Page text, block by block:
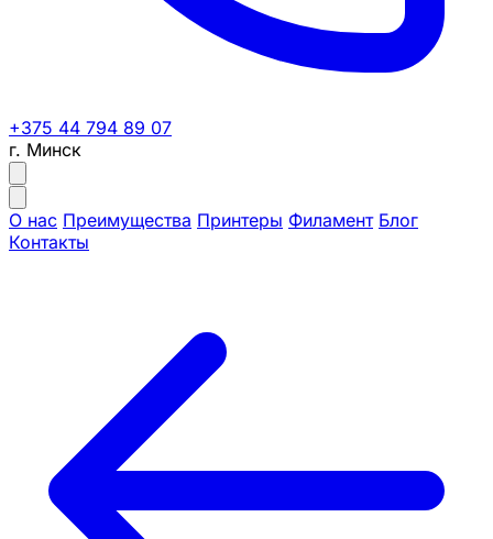
+375 44 794 89 07
г. Минск
О нас Преимущества Принтеры Филамент Блог
Контакты